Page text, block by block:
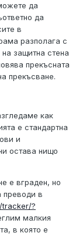
да
да
в
разполага с
защитна стена
прекъсната
прекъсване.
как
е стандартна
и
остава нищо
е вграден, но
преводи в
?
малкия
в която е